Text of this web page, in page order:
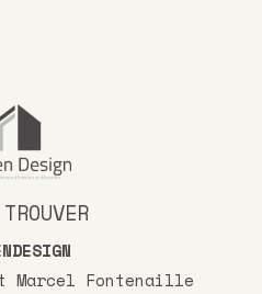
Marcel Fontenaille